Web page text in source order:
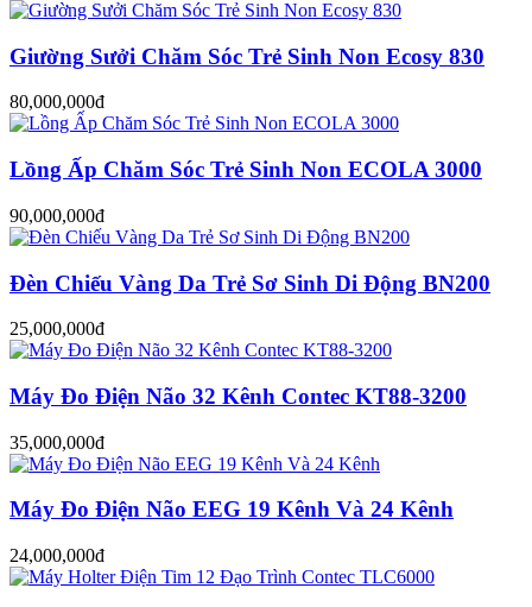
Giường Sưởi Chăm Sóc Trẻ Sinh Non Ecosy 830
80,000,000đ
Lồng Ấp Chăm Sóc Trẻ Sinh Non ECOLA 3000
90,000,000đ
Đèn Chiếu Vàng Da Trẻ Sơ Sinh Di Động BN200
25,000,000đ
Máy Đo Điện Não 32 Kênh Contec KT88-3200
35,000,000đ
Máy Đo Điện Não EEG 19 Kênh Và 24 Kênh
24,000,000đ